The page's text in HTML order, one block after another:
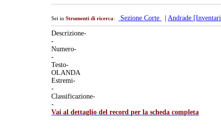
Sei inStrumenti di ricerca: Sezione Corte |Andrade
Descrizione-
-
Numero-
-
Testo-
OLANDA
Estremi-
-
Classificazione-
-
Vai al dettaglio del record per la scheda completa